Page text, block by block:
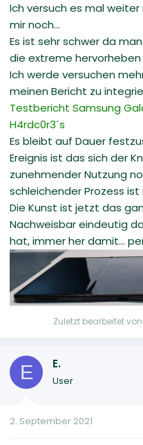
Ich versuch es mal
mir noch...
Es ist sehr schwer da
die extreme hervorheben
Ich werde versuchen
meinen Bericht zu
Testbericht Samsung
H4rdc0r3´s
Es bleibt auf Dauer
Ereignis ist das sich der
zunehmender Nutzung
schleichender Prozess
Die Kunst ist jetzt das
Nachweisbar eindeutig
hat, immer her damit...
Zuletzt bearbeitet
E E.
User
2. September 2021